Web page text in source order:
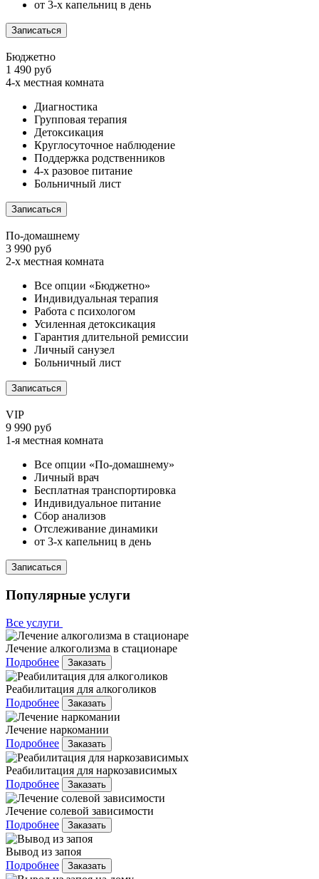
от 3-х капельниц в день
Записаться
Бюджетно
1 490 руб
4-х местная комната
Диагностика
Групповая терапия
Детоксикация
Круглосуточное наблюдение
Поддержка родственников
4-х разовое питание
Больничный лист
Записаться
По-домашнему
3 990 руб
2-х местная комната
Все опции «Бюджетно»
Индивидуальная терапия
Работа с психологом
Усиленная детоксикация
Гарантия длительной ремиссии
Личный санузел
Больничный лист
Записаться
VIP
9 990 руб
1-я местная комната
Все опции «По-домашнему»
Личный врач
Бесплатная транспортировка
Индивидуальное питание
Сбор анализов
Отслеживание динамики
от 3-х капельниц в день
Записаться
Популярные услуги
Все услуги
Лечение алкоголизма в стационаре
Подробнее
Заказать
Реабилитация для алкоголиков
Подробнее
Заказать
Лечение наркомании
Подробнее
Заказать
Реабилитация для наркозависимых
Подробнее
Заказать
Лечение солевой зависимости
Подробнее
Заказать
Вывод из запоя
Подробнее
Заказать